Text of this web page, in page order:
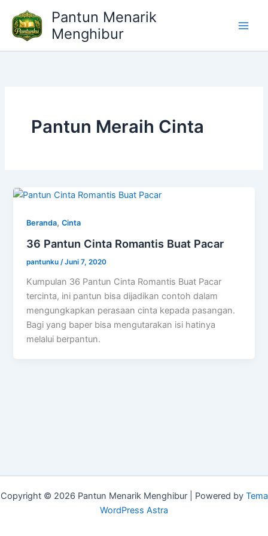
konten
Pantun Menarik
Menghibur
Pantun Meraih Cinta
Beranda,Cinta
36 Pantun Cinta Romantis Buat Pacar
pantunku /Juni 7, 2020
Kumpulan 36 Pantun Cinta Romantis Buat Pacar
tercinta, ini pantun bisa dijadikan contoh dalam
mengungkapkan perasaan cinta kepada pasangan.
Bagi yang baper bisa mengutarakan isi hatinya
melalui berpantun.
Copyright © 2026 Pantun Menarik Menghibur | Powered by Tema
WordPress Astra